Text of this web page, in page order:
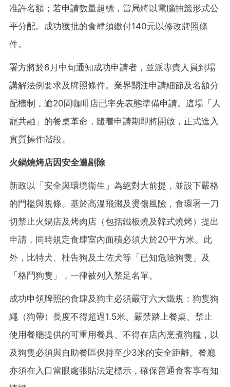
准許名額；若申請數量超標，當局將以電腦抽籤形式公
平分配。成功獲批的食肆須繳付140元以修改牌照條
件。
署方將於6月中旬通知成功申請者，並派專責人員到場
講解法例要求及牌照條件。業界關注申請細節及名額分
配機制，逾20間咖啡店已率先表態準備申請。這場「人
寵共融」的餐桌革命，隨着申請期即將開啟，正式進入
實質操作階段。
火鍋燒烤店因安全遭剔除
新政以「安全與環境衞生」為絕對大前提，並設下嚴格
的門檻與規條。基於高溫飛濺及燙傷風險，食環署一刀
切禁止火鍋店及烤肉店（包括鐵板燒及韓式燒烤）提出
申請，同時規定食肆室內面積必須大於20平方米。此
外，比特犬、杜告狗及土佐犬等「已知危險狗隻」及
「格鬥狗隻」，一律被列入禁足名單。
成功申領牌照的食肆及狗主必須嚴守六大鐵規：狗隻狗
繩（狗帶）長度不得超過1.5米、嚴禁踏上餐桌、禁止
使用餐廳提供的可重用餐具、不得在店內烹煮狗糧，以
及狗隻必須與自助餐區保持至少3米的安全距離。餐廳
亦須在入口當眼處張貼法定標示，確保普通食客享有知